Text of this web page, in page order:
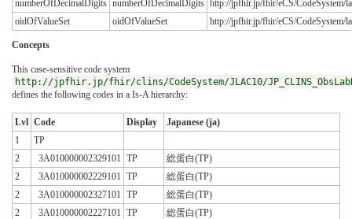
numberOfDecimalDigits numberOfDecimalDigits http://jpfhir.jp/fhir/eCS/CodeSystem/
oidOfValueSet
oidOfValueSet http://jpfhir.jp/fhir/eCS/CodeSystem/
Concepts
This case-sensitive code system
http://jpfhir.jp/fhir/clins/CodeSystem/JLAC10/
defines the following codes in a Is-A hierarchy:
Lvl Code Display
Japanese (ja)
1
TP
2
3A010000002329101 TP
総蛋白(TP)
2
3A010000002229101 TP
総蛋白(TP)
2
3A010000002327101 TP
総蛋白(TP)
2
3A010000002227101 TP
総蛋白(TP)